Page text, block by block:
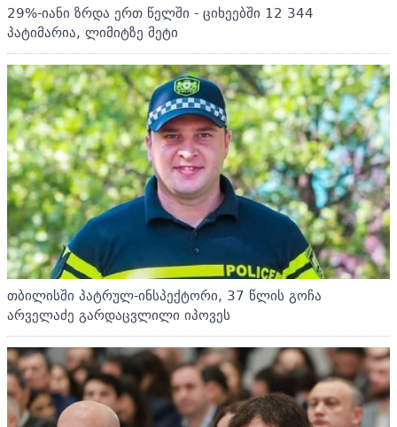
29%-იანი ზრდა ერთ წელში - ციხეებში 12 344
პატიმარია, ლიმიტზე მეტი
თბილისში პატრულ-ინსპექტორი, 37 წლის გოჩა
არველაძე გარდაცვლილი იპოვეს